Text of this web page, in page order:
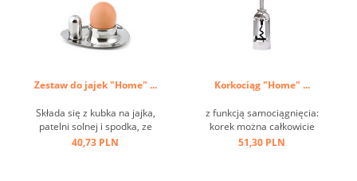
Zestaw do jajek "Home" ...
Składa się z kubka na jajka,
patelni solnej i spodka, ze
stali nierdzewnej ...
40,73 PLN
Korkociąg "Home" ...
z funkcją samociągnięcia:
korek można całkowicie
usunąć przez obrót, łatwość
51,30 PLN